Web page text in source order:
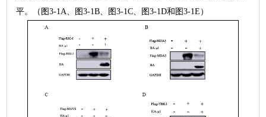
平。（图3-1A、图3-1B、图3-1C、图3-1D和图3-1E）